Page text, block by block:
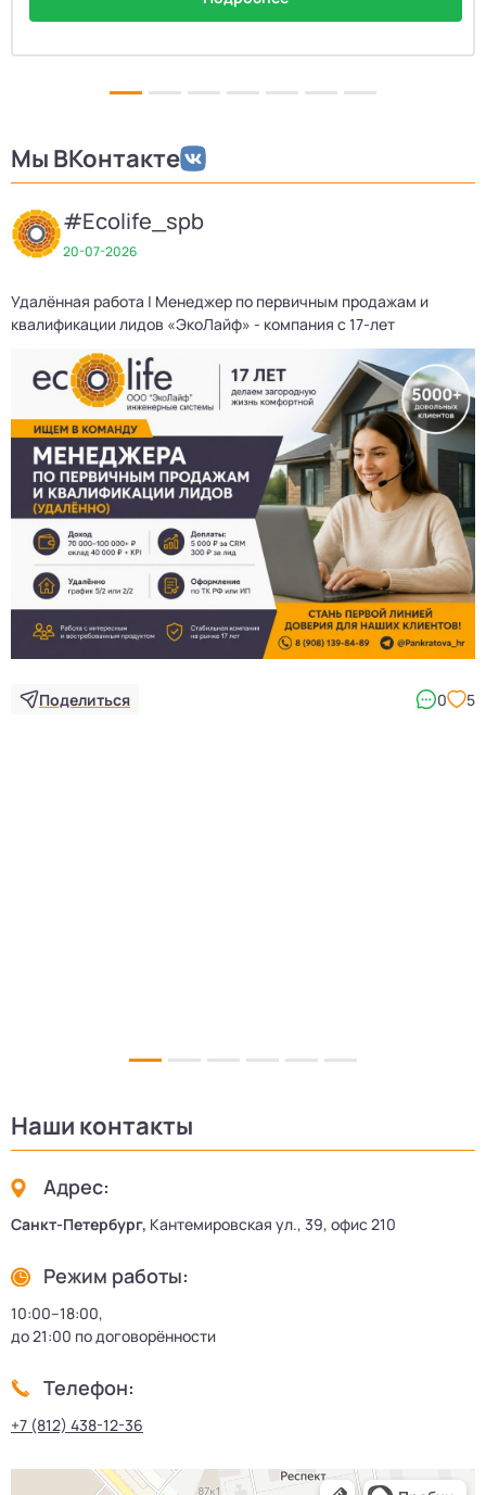
Мы ВКонтакте
#Ecolife_spb
20-07-2026
Удалённая работа | Менеджер по первичным продажам и
квалификации лидов «ЭкоЛайф» - компания с 17-лет
Поделиться 0 5
Наши контакты
Адрес:
Санкт-Петербург, Кантемировская ул., 39, офис 210
Режим работы:
10:00–18:00,
до 21:00 по договорённости
Телефон:
+7 (812) 438-12-36